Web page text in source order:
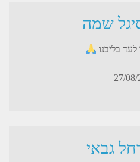
שמה
לעד בליבנו
גבאי